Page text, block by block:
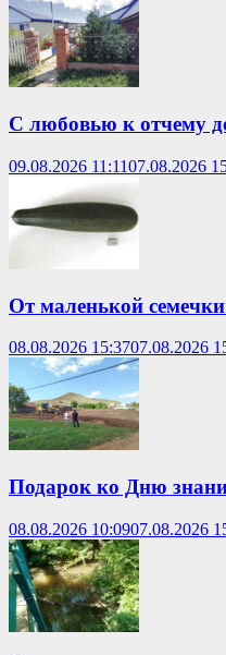
С любовью к отчему
09.08.2026 11:1107.08.2026
От маленькой
08.08.2026 15:3707.08.2026
Подарок ко Дню
08.08.2026 10:0907.08.2026